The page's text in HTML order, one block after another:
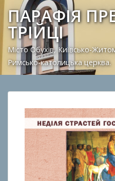
ПАРАФІЯ
ТРІЙЦІ
Місто Обухів, Київсько-
Римсько-католицька церква.